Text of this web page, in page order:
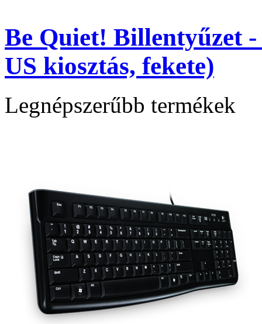
Be Quiet! Billentyűzet
US kiosztás, fekete)
Legnépszerűbb termékek